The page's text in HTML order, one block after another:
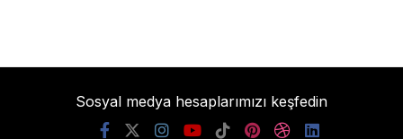
Sosyal medya hesaplarımızı keşfedin